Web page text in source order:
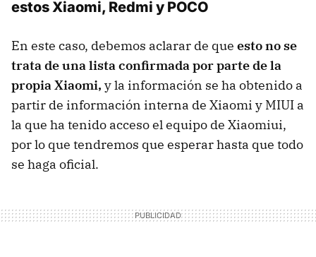
estos Xiaomi, Redmi y POCO
En este caso, debemos aclarar de que esto no se
trata de una lista confirmada por parte de la
propia Xiaomi, y la información se ha obtenido a
partir de información interna de Xiaomi y MIUI a
la que ha tenido acceso el equipo de Xiaomiui,
por lo que tendremos que esperar hasta que todo
se haga oficial.